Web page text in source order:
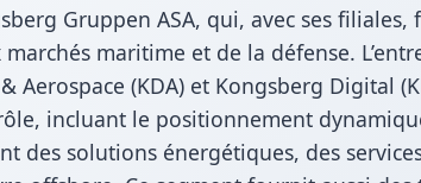
Gruppen ASA, qui, avec ses
maritime et de la défense.
Aerospace (KDA) et Kongsberg Digital
incluant le positionnement
des solutions énergétiques, des